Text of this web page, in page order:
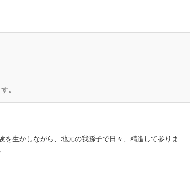
。
を生かしながら、地元の我孫子で日々、精進して参りま